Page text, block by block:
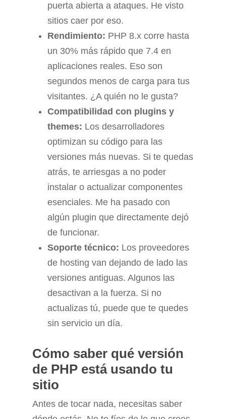
puerta abierta a ataques. He visto
sitios caer por eso.
Rendimiento: PHP 8.x corre hasta
un 30% más rápido que 7.4 en
aplicaciones reales. Eso son
segundos menos de carga para tus
visitantes. ¿A quién no le gusta?
Compatibilidad con plugins y
themes: Los desarrolladores
optimizan su código para las
versiones más nuevas. Si te quedas
atrás, te arriesgas a no poder
instalar o actualizar componentes
esenciales. Me ha pasado con
algún plugin que directamente dejó
de funcionar.
Soporte técnico: Los proveedores
de hosting van dejando de lado las
versiones antiguas. Algunos las
desactivan a la fuerza. Si no
actualizas tú, puede que te quedes
sin servicio un día.
Cómo saber qué versión
de PHP está usando tu
sitio
Antes de tocar nada, necesitas saber